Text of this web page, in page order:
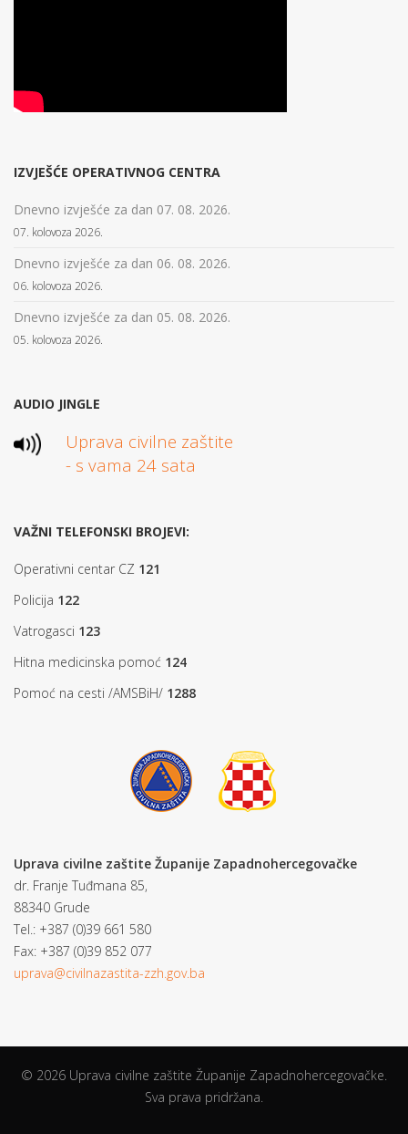
IZVJEŠĆE OPERATIVNOG CENTRA
Dnevno izvješće za dan 07. 08. 2026.
07. kolovoza 2026.
Dnevno izvješće za dan 06. 08. 2026.
06. kolovoza 2026.
Dnevno izvješće za dan 05. 08. 2026.
05. kolovoza 2026.
AUDIO JINGLE
Uprava civilne zaštite
- s vama 24 sata
VAŽNI TELEFONSKI BROJEVI:
Operativni centar CZ 121
Policija 122
Vatrogasci 123
Hitna medicinska pomoć 124
Pomoć na cesti /AMSBiH/ 1288
Uprava civilne zaštite Županije Zapadnohercegovačke
dr. Franje Tuđmana 85,
88340 Grude
Tel.: +387 (0)39 661 580
Fax: +387 (0)39 852 077
uprava@civilnazastita-zzh.gov.ba
© 2026 Uprava civilne zaštite Županije Zapadnohercegovačke.
Sva prava pridržana.